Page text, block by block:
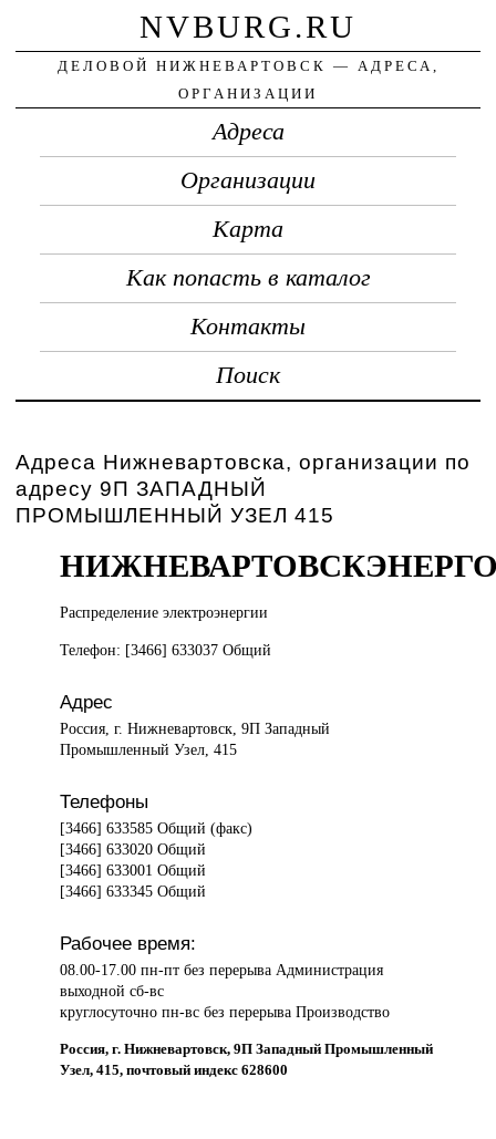
NVBURG.RU
ДЕЛОВОЙ НИЖНЕВАРТОВСК — АДРЕСА,
ОРГАНИЗАЦИИ
Адреса
Организации
Карта
Как попасть в каталог
Контакты
Поиск
Адреса Нижневартовска, организации по
адресу 9П ЗАПАДНЫЙ
ПРОМЫШЛЕННЫЙ УЗЕЛ 415
Распределение электроэнергии
Телефон: [3466] 633037 Общий
Адрес
Россия, г. Нижневартовск, 9П Западный
Промышленный Узел, 415
Телефоны
[3466] 633585 Общий (факс)
[3466] 633020 Общий
[3466] 633001 Общий
[3466] 633345 Общий
Рабочее время:
08.00-17.00 пн-пт без перерыва Администрация
выходной сб-вс
круглосуточно пн-вс без перерыва Производство
Россия, г. Нижневартовск, 9П Западный Промышленный
Узел, 415, почтовый индекс 628600